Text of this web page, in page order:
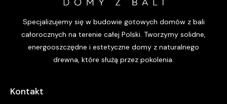
Specjalizujemy się w budowie gotowych domów z bali
całorocznych na terenie całej Polski. Tworzymy solidne,
energooszczędne i estetyczne domy z naturalnego
drewna, które służą przez pokolenia.
Kontakt